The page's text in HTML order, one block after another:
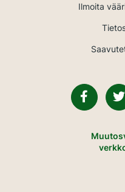
Ilmoita
Facebook